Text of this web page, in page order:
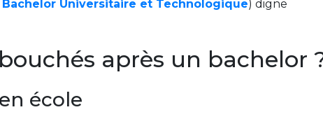
Bachelor Universitaire et Technologique) digne
après un bachelor
école